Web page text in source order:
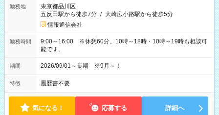
勤務地
東京都品川区
五反田駅から徒歩7分 / 大崎広小路駅から徒歩5分
情報通信会社
勤務時間
9:00～16:00 ※休憩60分。10時～18時・10時～19時も相談可
能です。
期間 2026/09/01～長期 ※9月～！
特徴 履歴書不要
気になる！ 応募する 詳細へ